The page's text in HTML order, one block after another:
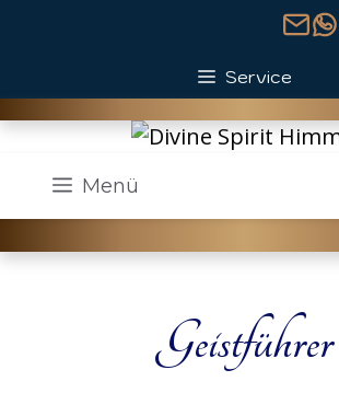
Service
Menü
Geistführer